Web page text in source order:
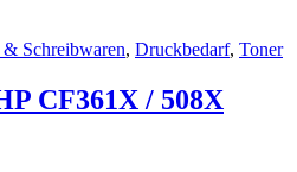
Schreibwaren, Druckbedarf, Toner
CF361X / 508X